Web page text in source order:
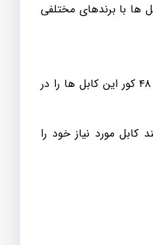
ها با برندهای مختلفی
کابل مورد نیاز خود را